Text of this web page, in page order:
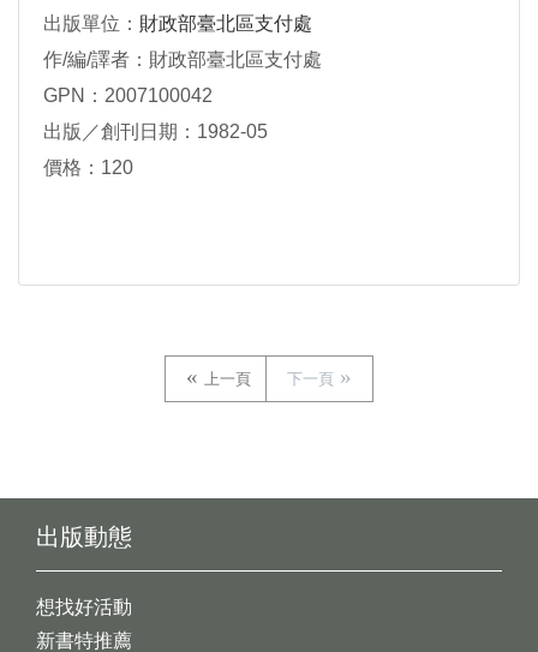
出版單位： 財政部臺北區支付處
作/編/譯者：財政部臺北區支付處
GPN：2007100042
出版／創刊日期：1982-05
價格：120
上一頁 下一頁
出版動態
想找好活動
新書特推薦